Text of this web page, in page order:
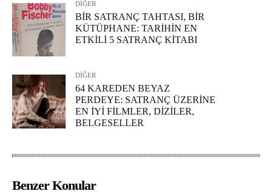
DİĞER
BİR SATRANÇ TAHTASI, BİR
KÜTÜPHANE: TARİHİN EN
ETKİLİ 5 SATRANÇ KİTABI
DİĞER
64 KAREDEN BEYAZ
PERDEYE: SATRANÇ ÜZERİNE
EN İYİ FİLMLER, DİZİLER,
BELGESELLER
Benzer Konular